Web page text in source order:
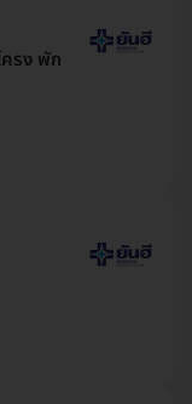
ครง พัก